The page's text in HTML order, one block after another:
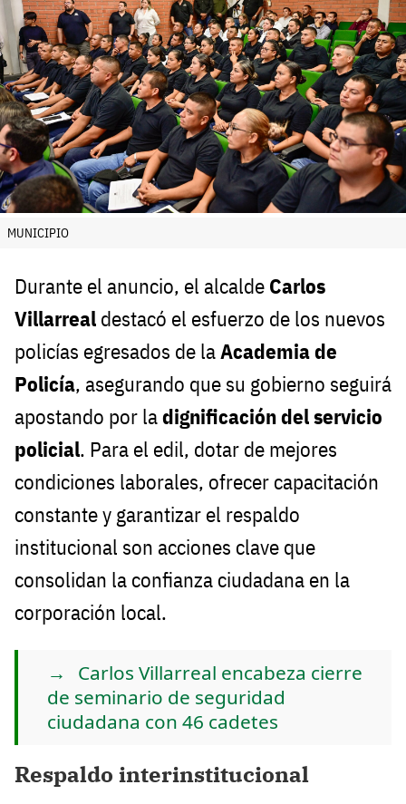
MUNICIPIO
Durante el anuncio, el alcalde Carlos
Villarreal destacó el esfuerzo de los nuevos
policías egresados de laAcademia de
Policía, asegurando que su gobierno seguirá
apostando por ladignificación del servicio
policial. Para el edil, dotar de mejores
condiciones laborales, ofrecer capacitación
constante y garantizar el respaldo
institucional son acciones clave que
consolidan la confianza ciudadana en la
corporación local.
Carlos Villarreal encabeza cierre
de seminario de seguridad
ciudadana con 46 cadetes
Respaldo interinstitucional